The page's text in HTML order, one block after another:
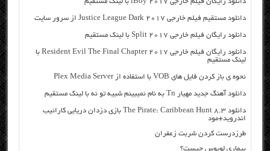
دانلود رایگان فیلم خارجی iBoy 2017 با لینک مستقیم
دانلود مستقیم فیلم خارجی Justice League Dark 2017 از سرور سایت
دانلود رایگان فیلم خارجی Split 2017 با لینک مستقیم
دانلود رایگان فیلم خارجی Resident Evil The Final Chapter 2017 با
لینک مستقیم
نحوه ی باز کردن فایل های VOB با استفاده از Plex Media Server
دانلود آهنگ جدید مهیار Tn به نام نمیبینم شبیه تو نه با لینک مستقیم
دانلود The Pirate: Caribbean Hunt 8.3 بازی دزدان دریایی کارائیب
اندروید+مود
طرزدرست کردن شربت زعفران
بیماری لوپوس چیست؟